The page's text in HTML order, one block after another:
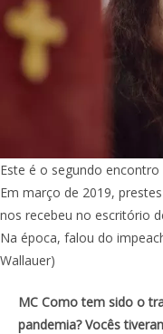
Este é o segundo
Em março de 2019,
nos recebeu no escritório
Na época, falou do
Wallauer)
MC Como tem sido o
pandemia? Vocês